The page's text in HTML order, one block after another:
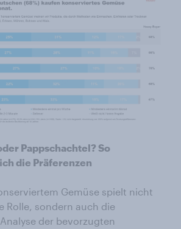
Pappschachtel? So
die Präferenzen
Gemüse spielt nicht
Rolle, sondern auch die
der bevorzugten